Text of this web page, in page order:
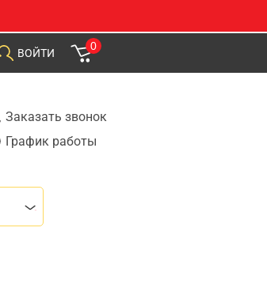
ВОЙТИ
0
Заказать звонок
График работы